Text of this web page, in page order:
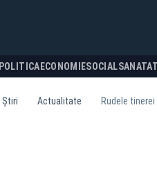
POLITICA ECONOMIESOCIAL
Știri Actualitate Rudele